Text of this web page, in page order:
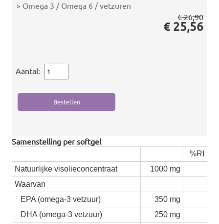
> Omega 3 / Omega 6 / vetzuren
€ 26,90
€ 25,56
Aantal:
Samenstelling per softgel
%RI
Natuurlijke visolieconcentraat
1000 mg
Waarvan
EPA (omega-3 vetzuur)
350 mg
DHA (omega-3 vetzuur)
250 mg